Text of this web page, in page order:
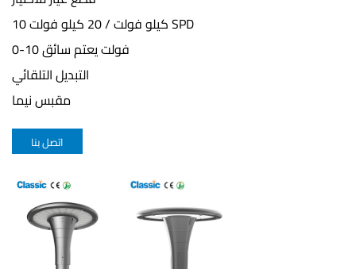
10 كيلو فولت / 20 كيلو فولت SPD
0-10 فولت يعتم سائق
التبديل التلقائي
مقبس نيما
اتصل بنا